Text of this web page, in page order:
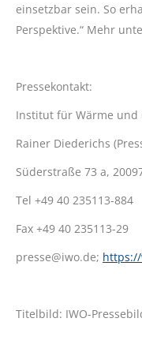
einsetzbar sein. So
Perspektive.“ Mehr
Pressekontakt:
Institut für Wärme und
Rainer Diederichs
Süderstraße 73 a,
Tel +49 40 235113-884
Fax +49 40 235113-29
presse@iwo.de;
Titelbild: IWO-